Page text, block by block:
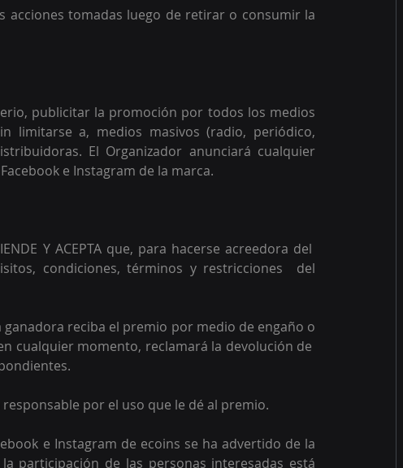
acciones tomadas luego de retirar o consumir la
publicitar la promoción por todos los medios
limitarse a, medios masivos (radio, periódico,
El Organizador anunciará cualquier
e Instagram de la marca.
Y ACEPTA que, para hacerse acreedora del
condiciones, términos y restricciones  del
reciba el premio por medio de engaño o
cualquier momento, reclamará la devolución de
por el uso que le dé al premio.
e Instagram de ecoins se ha advertido de la
participación de las personas interesadas está